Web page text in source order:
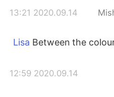
2020.09.14 13:21
Between the
2020.09.14 12:59